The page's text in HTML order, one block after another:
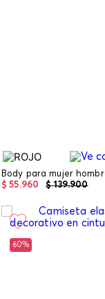
$ 139.900
$ 55.960
60%